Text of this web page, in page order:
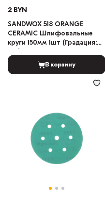
2 BYN
SANDWOX 518 ORANGE
CERAMIC Шлифовальные
круги 150мм 1шт (Градация:
В корзину